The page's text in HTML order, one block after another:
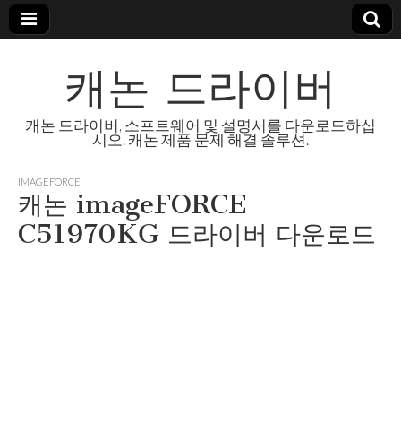
캐논 드라이버
캐논 드라이버, 소프트웨어 및 설명서를 다운로드하십
시오. 캐논 제품 문제 해결 솔루션.
IMAGEFORCE
캐논 imageFORCE
C51970KG 드라이버 다운로드